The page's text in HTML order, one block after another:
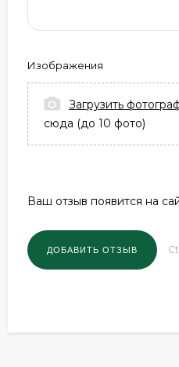
Изображения
Загрузить
сюда (до 10 фото)
Ваш отзыв появится на